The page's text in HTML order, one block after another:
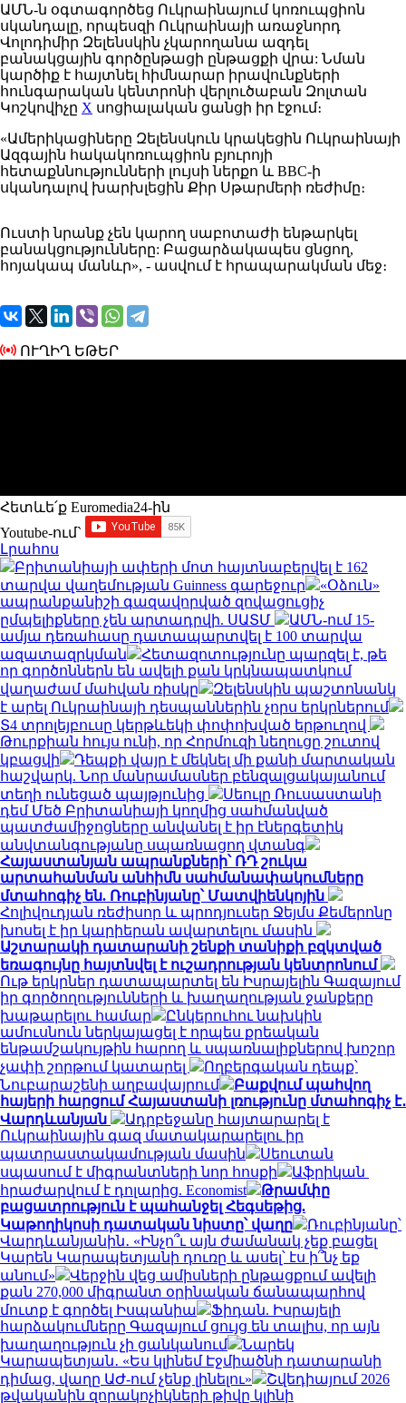
ԱՄՆ-ն օգտագործեց Ուկրաինայում կոռուպցիոն
սկանդալը, որպեսզի Ուկրաինայի առաջնորդ
Վոլոդիմիր Զելենսկին չկարողանա ազդել
բանակցային գործընթացի ընթացքի վրա: Նման
կարծիք է հայտնել հիմնարար իրավունքների
հունգարական կենտրոնի վերլուծաբան Զոլտան
Կոշկովիչը X սոցիալական ցանցի իր էջում։
«Ամերիկացիները Զելենսկուն կրակեցին Ուկրաինայի
Ազգային հակակոռուպցիոն բյուրոյի
հետաքննությունների լույսի ներքո և BBC-ի
սկանդալով խարխլեցին Քիր Սթարմերի ռեժիմը։
Ուստի նրանք չեն կարող սաբոտաժի ենթարկել
բանակցությունները: Բացարձակապես ցնցող,
հոյակապ մանևր», - ասվում է հրապարակման մեջ։
ՈՒՂԻՂ ԵԹԵՐ
Հետևե՛ք Euromedia24-ին
Youtube-ում`
Լրահոս
Բրիտանիայի ափերի մոտ հայտնաբերվել է 162
տարվա վաղեմության Guinness գարեջուր
«Օձուն»
ապրանքանիշի գազավորված զովացուցիչ
ըմպելիքները չեն արտադրվի. ՍԱՏՄ
ԱՄՆ-ում 15-
ամյա դեռահասը դատապարտվել է 100 տարվա
ազատազրկման
Հետազոտությունը պարզել է, թե
որ գործոններն են ավելի քան կրկնապատկում
վաղաժամ մահվան ռիսկը
Զելենսկին պաշտոնանկ
է արել Ուկրաինայի դեսպաններին չորս երկրներում
Տ4 տրոլեյբուսը կերթևեկի փոփոխված երթուղով
Թուրքիան հույս ունի, որ Հորմուզի նեղուցը շուտով
կբացվի
Դեպքի վայր է մեկնել մի քանի մարտական
հաշվարկ. Նոր մանրամասներ բենզալցակայանում
տեղի ունեցած պայթյունից
Սեուլը Ռուսաստանի
դեմ Մեծ Բրիտանիայի կողմից սահմանված
պատժամիջոցները անվանել է իր էներգետիկ
անվտանգությանը սպառնացող վտանգ
Հայաստանյան ապրանքների՝ ՌԴ շուկա
արտահանման անհիմն սահմանափակումները
մտահոգիչ են. Ռուբինյանը՝ Մատվիենկոյին
Հոլիվուդյան ռեժիսոր և պրոդյուսեր Ջեյմս Քեմերոնը
խոսել է իր կարիերան ավարտելու մասին
Աշտարակի դատարանի շենքի տանիքի բզկտված
եռագույնը հայտնվել է ուշադրության կենտրոնում
Ութ երկրներ դատապարտել են Իսրայելին Գազայում
իր գործողությունների և խաղաղության ջանքերը
խաթարելու համար
Ընկերուհու նախկին
ամուսնուն ներկայացել է որպես քրեական
ենթամշակույթին հարող և սպառնալիքներով խոշոր
չափի շորթում կատարել
Ողբերգական դեպք՝
Նուբարաշենի աղբավայրում
Բաքվում պահվող
հայերի հարցում Հայաստանի լռությունը մտահոգիչ է․
Վարդևանյան
Ադրբեջանը հայտարարել է
Ուկրաինային գազ մատակարարելու իր
պատրաստակամության մասին
Սեուտան
սպասում է միգրանտների նոր հոսքի
Աֆրիկան ​​
հրաժարվում է դոլարից. Economist
Թրամփը
բացատրություն է պահանջել Հեգսեթից.
Կաթողիկոսի դատական նիստը՝ վաղը
Ռուբինյանը՝
Վարդևանյանին․ «Ինչո՞ւ այն ժամանակ չեք բացել
Կարեն Կարապետյանի դուռը և ասել՝ էս ի՞նչ եք
անում»
Վերջին վեց ամիսների ընթացքում ավելի
քան 270,000 միգրանտ օրինական ճանապարհով
մուտք է գործել Իսպանիա
Ֆիդան. Իսրայելի
հարձակումները Գազայում ցույց են տալիս, որ այն
խաղաղություն չի ցանկանում
Նարեկ
Կարապետյան․ «Ես կլինեմ Էջմիածնի դատարանի
դիմաց, վաղը ԱԺ-ում չենք լինելու»
Շվեդիայում 2026
թվականին զորակոչիկների թիվը կլինի